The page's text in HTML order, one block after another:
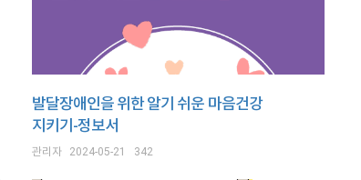
발달장애인을 위한 알기 쉬운 마음건강
지키기-정보서
관리자 2024-05-21 342